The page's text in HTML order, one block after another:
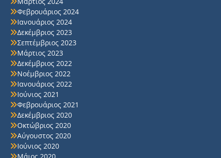
Φεβρουάριος 2024
Ιανουάριος 2024
Δεκέμβριος 2023
Σεπτέμβριος 2023
Μάρτιος 2023
Δεκέμβριος 2022
Νοέμβριος 2022
Ιανουάριος 2022
Ιούνιος 2021
Φεβρουάριος 2021
Δεκέμβριος 2020
Οκτώβριος 2020
Αύγουστος 2020
Ιούνιος 2020